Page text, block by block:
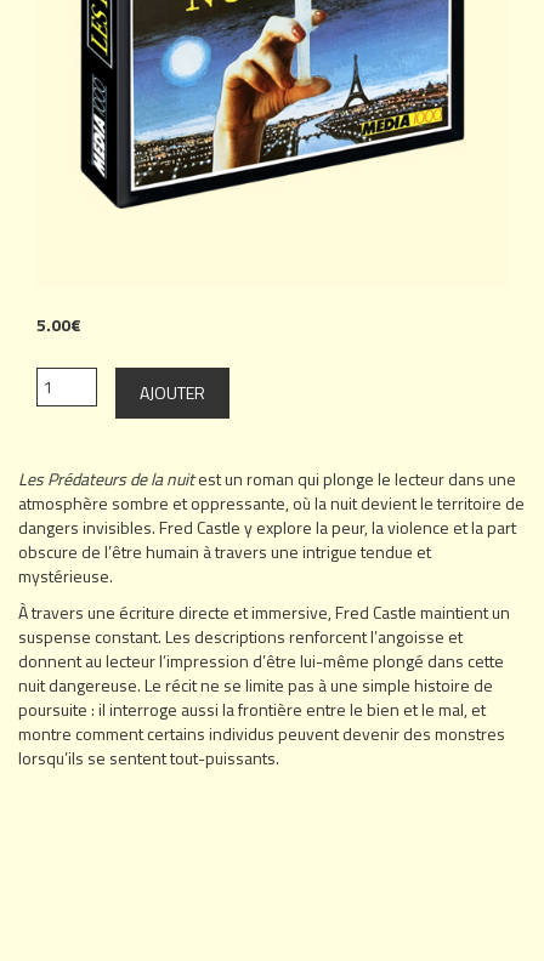
5.00€
Les Prédateurs de la nuitest un roman qui plonge le lecteur dans une
atmosphère sombre et oppressante, où la nuit devient le territoire de
dangers invisibles. Fred Castle y explore la peur, la violence et la part
obscure de l’être humain à travers une intrigue tendue et
mystérieuse.
À travers une écriture directe et immersive, Fred Castle maintient un
suspense constant. Les descriptions renforcent l’angoisse et
donnent au lecteur l’impression d’être lui-même plongé dans cette
nuit dangereuse. Le récit ne se limite pas à une simple histoire de
poursuite : il interroge aussi la frontière entre le bien et le mal, et
montre comment certains individus peuvent devenir des monstres
lorsqu’ils se sentent tout-puissants.